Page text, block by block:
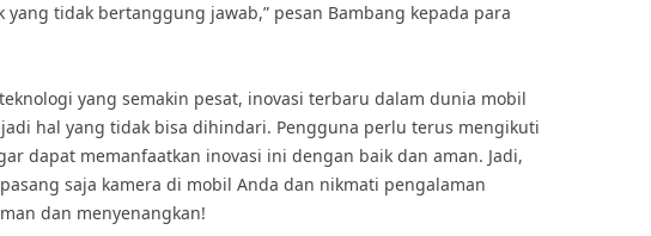
tidak bertanggung jawab,” pesan Bambang kepada para
yang semakin pesat, inovasi terbaru dalam dunia mobil
hal yang tidak bisa dihindari. Pengguna perlu terus mengikuti
dapat memanfaatkan inovasi ini dengan baik dan aman. Jadi,
saja kamera di mobil Anda dan nikmati pengalaman
dan menyenangkan!